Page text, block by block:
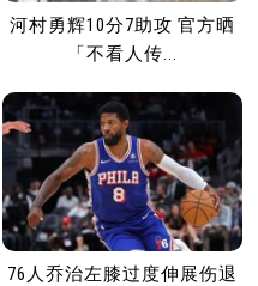
河村勇辉10分7助攻 官方晒
「不看人传...
76人乔治左膝过度伸展伤退